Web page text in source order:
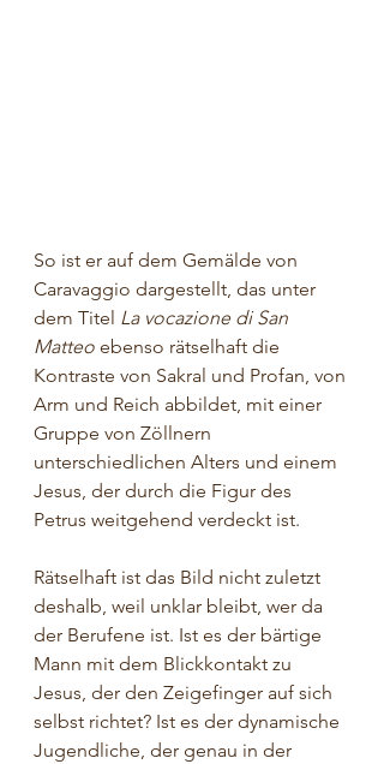
So ist er auf dem Gemälde von
Caravaggio dargestellt, das unter
dem Titel La vocazione di San
Matteo ebenso rätselhaft die
Kontraste von Sakral und Profan, von
Arm und Reich abbildet, mit einer
Gruppe von Zöllnern
unterschiedlichen Alters und einem
Jesus, der durch die Figur des
Petrus weitgehend verdeckt ist.
Rätselhaft ist das Bild nicht zuletzt
deshalb, weil unklar bleibt, wer da
der Berufene ist. Ist es der bärtige
Mann mit dem Blickkontakt zu
Jesus, der den Zeigefinger auf sich
selbst richtet? Ist es der dynamische
Jugendliche, der genau in der